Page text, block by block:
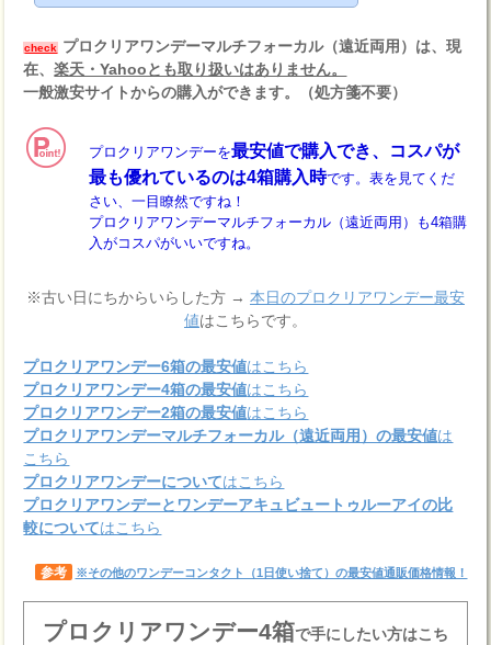
check
プロクリアワンデーマルチフォーカル（遠近両用）は、現
在、楽天・Yahooとも取り扱いはありません。
一般激安サイトからの購入ができます。（処方箋不要）
プロクリアワンデーを最安値で購入でき、コスパが
最も優れているのは4箱購入時です。表を見てくだ
さい、一目瞭然ですね！
プロクリアワンデーマルチフォーカル（遠近両用）も4箱購
入がコスパがいいですね。
※古い日にちからいらした方 → 本日のプロクリアワンデー最安
値はこちらです。
プロクリアワンデー6箱の最安値はこちら
プロクリアワンデー4箱の最安値はこちら
プロクリアワンデー2箱の最安値はこちら
プロクリアワンデーマルチフォーカル（遠近両用）の最安値は
こちら
プロクリアワンデーについてはこちら
プロクリアワンデーとワンデーアキュビュートゥルーアイの比
較についてはこちら
参考 ※その他のワンデーコンタクト（1日使い捨て）の最安値通販価格情報！
プロクリアワンデー4箱で手にしたい方はこち